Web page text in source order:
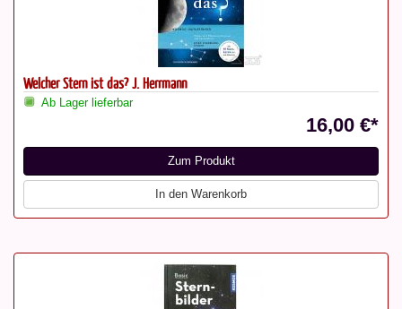
Welcher Stern ist das? J. Herrmann
Ab Lager lieferbar
16,00 €*
Zum Produkt
In den Warenkorb